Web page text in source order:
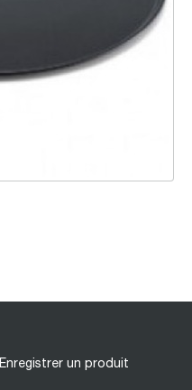
Enregistrer un produit